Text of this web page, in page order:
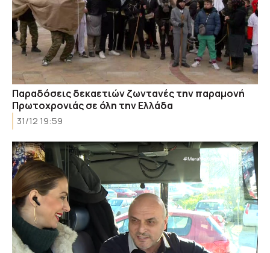
Παραδόσεις δεκαετιών ζωντανές την παραμονή
Πρωτοχρονιάς σε όλη την Ελλάδα
31/12 19:59